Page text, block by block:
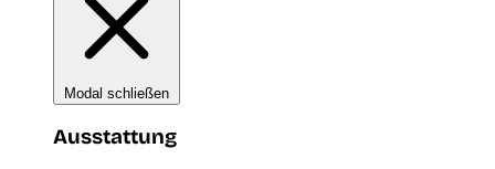
Modal schließen
Ausstattung